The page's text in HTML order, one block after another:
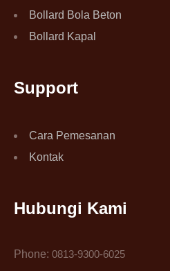
Bollard Bola Beton
Bollard Kapal
Support
Cara Pemesanan
Kontak
Hubungi Kami
Phone: 0813-9300-6025